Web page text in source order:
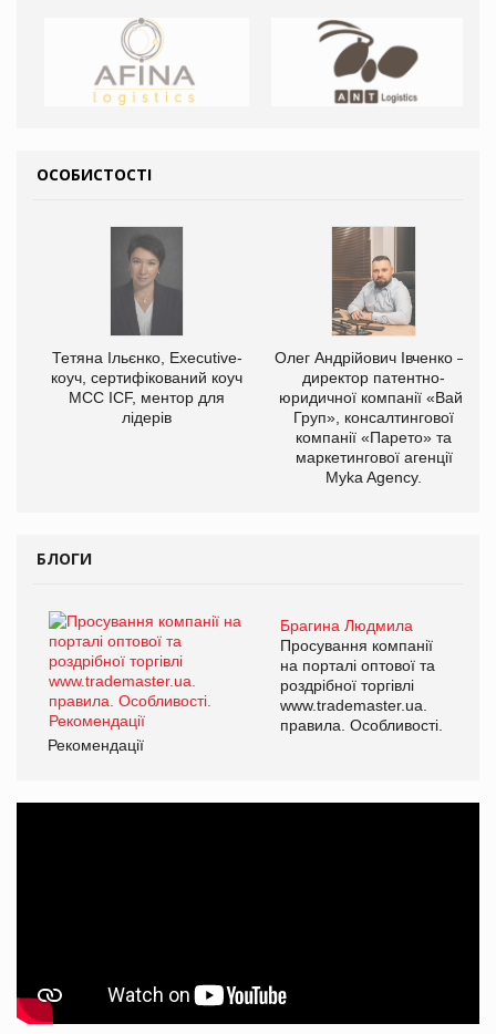
ОСОБИСТОСТІ
Тетяна Ільєнко, Executive-
коуч, сертифікований коуч
МСС ICF, ментор для
лідерів
Олег Андрійович Івченко —
директор патентно-
юридичної компанії «Вайз
Груп», консалтингової
компанії «Парето» та
маркетингової агенції
Myka Agency.
БЛОГИ
Брагина Людмила
Просування компанії
на порталі оптової та
роздрібної торгівлі
www.trademaster.ua.
правила. Особливості.
Рекомендації